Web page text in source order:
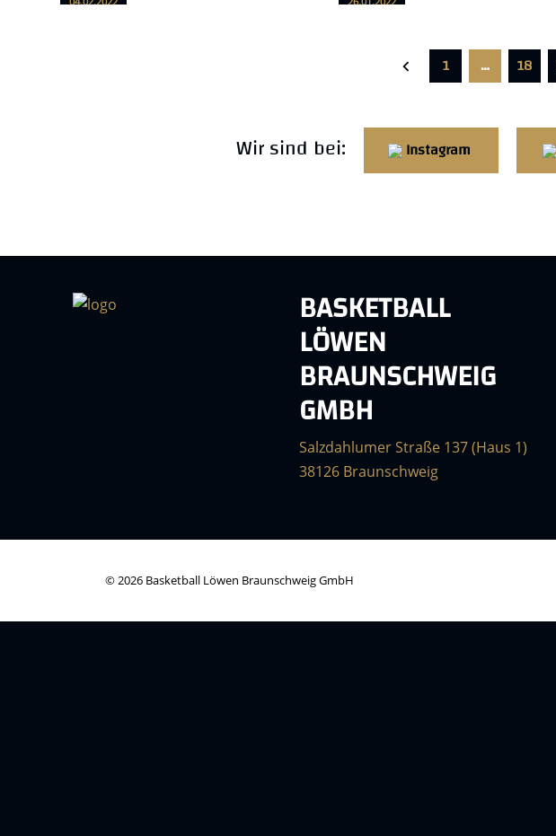
1 … 18
Wir sind bei: Instagram
BASKETBALL
LÖWEN
BRAUNSCHWEIG
GMBH
Salzdahlumer Straße 137 (Haus 1)
38126 Braunschweig
© 2026 Basketball Löwen Braunschweig GmbH